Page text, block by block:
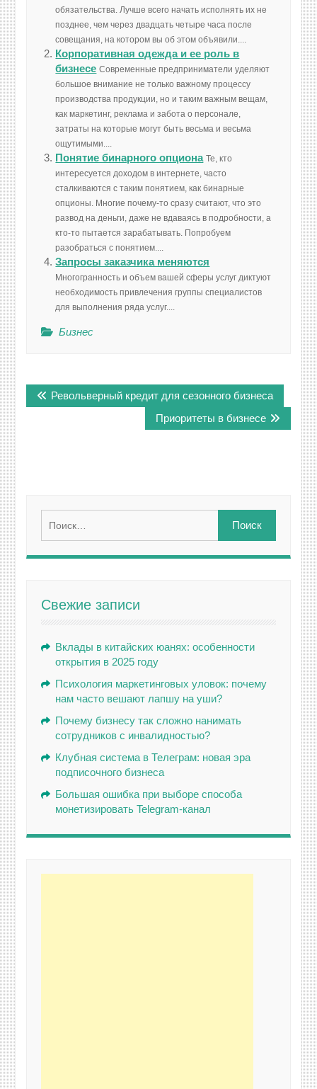
обязательства. Лучше всего начать исполнять их не
позднее, чем через двадцать четыре часа после
совещания, на котором вы об этом объявили....
Корпоративная одежда и ее роль в
бизнесе Современные предприниматели уделяют
большое внимание не только важному процессу
производства продукции, но и таким важным вещам,
как маркетинг, реклама и забота о персонале,
затраты на которые могут быть весьма и весьма
ощутимыми....
Понятие бинарного опциона Те, кто
интересуется доходом в интернете, часто
сталкиваются с таким понятием, как бинарные
опционы. Многие почему-то сразу считают, что это
развод на деньги, даже не вдаваясь в подробности, а
кто-то пытается зарабатывать. Попробуем
разобраться с понятием....
Запросы заказчика меняются
Многогранность и объем вашей сферы услуг диктуют
необходимость привлечения группы специалистов
для выполнения ряда услуг....
Бизнес
по
Револьверный кредит для сезонного бизнеса
Приоритеты в бизнесе
Свежие записи
Вклады в китайских юанях: особенности
открытия в 2025 году
Психология маркетинговых уловок: почему
нам часто вешают лапшу на уши?
Почему бизнесу так сложно нанимать
сотрудников с инвалидностью?
Клубная система в Телеграм: новая эра
подписочного бизнеса
Большая ошибка при выборе способа
монетизировать Telegram-канал